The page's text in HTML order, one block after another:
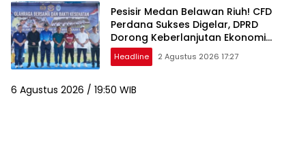
Pesisir Medan Belawan Riuh! CFD
Perdana Sukses Digelar, DPRD
Dorong Keberlanjutan Ekonomi
Warga
Headline 2 Agustus 2026 17:27
6 Agustus 2026 / 19:50 WIB